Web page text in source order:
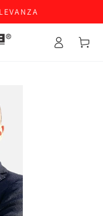
Accesso Carello